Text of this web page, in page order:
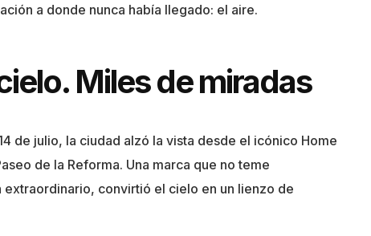
a donde nunca había llegado: el aire.
Miles de miradas
de julio, la ciudad alzó la vista desde el icónico Home
de la Reforma. Una marca que no teme
convirtió el cielo en un lienzo de